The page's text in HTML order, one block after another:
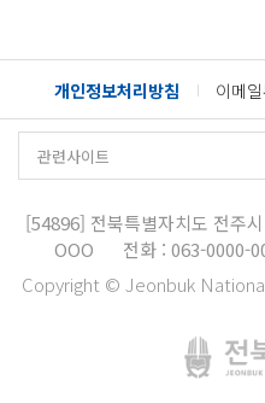
개인정보처리방침 이메
[54896] 전북특별자치도 전주
OOO
전화 : 063-0000-
Copyright © Jeonbuk